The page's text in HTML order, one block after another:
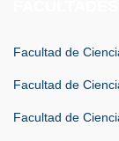
Facultad de
Facultad de
Facultad de